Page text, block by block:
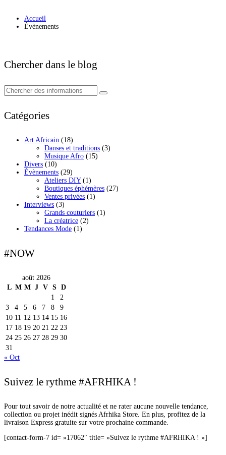
Accueil
Évènements
Chercher dans le blog
Catégories
Art Africain (18)
Danses et traditions (3)
Musique Afro (15)
Divers (10)
Évènements (29)
Ateliers DIY (1)
Boutiques éphémères (27)
Ventes privées (1)
Interviews (3)
Grands couturiers (1)
La créatrice (2)
Tendances Mode (1)
#NOW
août 2026
L M M J V S D
1
2
3
4 5 6 7 8
9
10 11 12 13 14 15 16
17 18 19 20 21 22 23
24 25 26 27 28 29 30
31
« Oct
Suivez le rythme #AFRHIKA !
Pour tout savoir de notre actualité et ne rater aucune nouvelle tendance,
collection ou projet inédit signés Afrhika Store. En plus, profitez de la
livraison Express gratuite sur votre prochaine commande.
[contact-form-7 id= »17062″ title= »Suivez le rythme #AFRHIKA ! »]